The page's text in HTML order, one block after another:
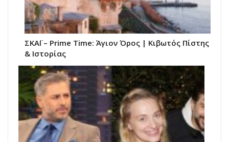
ΣΚΑΪ – Prime Time: Άγιον Όρος | Κιβωτός Πίστης
& Ιστορίας